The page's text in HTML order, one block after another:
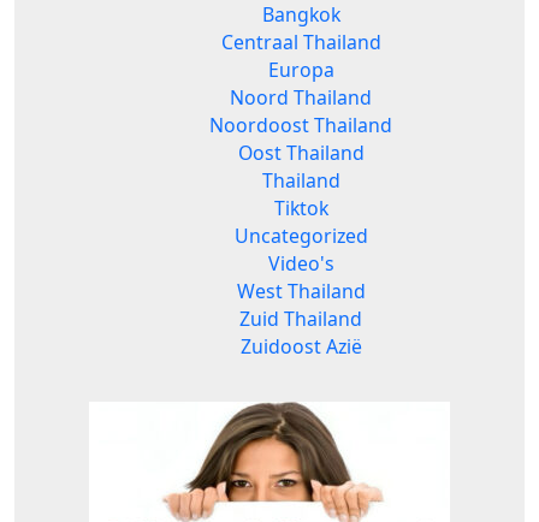
Bangkok
Centraal Thailand
Europa
Noord Thailand
Noordoost Thailand
Oost Thailand
Thailand
Tiktok
Uncategorized
Video's
West Thailand
Zuid Thailand
Zuidoost Azië